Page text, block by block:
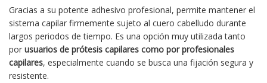
Gracias a su potente adhesivo profesional, permite mantener el
sistema capilar firmemente sujeto al cuero cabelludo durante
largos periodos de tiempo. Es una opción muy utilizada tanto
por usuarios de prótesis capilares como por profesionales
capilares, especialmente cuando se busca una fijación segura y
resistente.